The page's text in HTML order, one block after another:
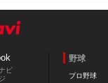
ビ
野球
プロ野球